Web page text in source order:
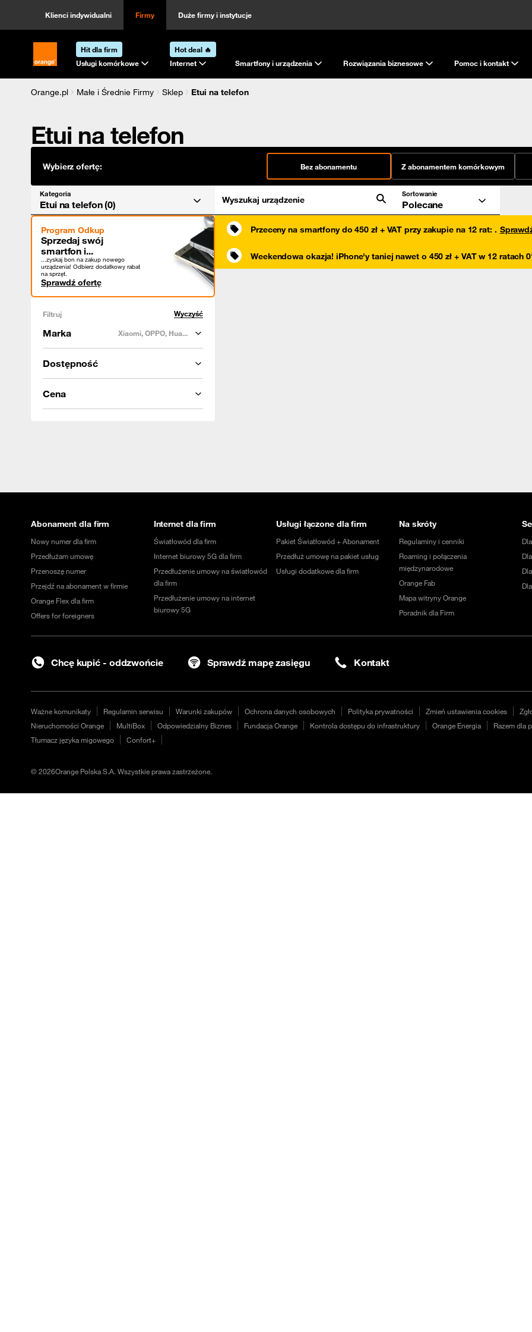
Klienci indywidualni Firmy Duże firmy i instytucje
Strona główna Orange.pl
Hit dla firm
Usługi komórkowe
Hot deal 🔥
Internet
Smartfony i urządzenia Rozwiązania biznesowe Pomoc i kontakt
Orange.pl Małe i Średnie Firmy Sklep
Etui na telefon
Etui na telefon
Wybierz ofertę: Bez abonamentu Z abonamentem komórkowym
Kategoria
Etui na telefon (0) Wyszukaj urządzenie
Sortowanie
Polecane
Program Odkup
Sprzedaj swój
smartfon i...
...zyskaj bon na zakup nowego
urządzenia! Odbierz dodatkowy rabat
na sprzęt.
Sprawdź ofertę
Filtruj Wyczyść
Marka Xiaomi, OPPO, Hua...
Dostępność
Cena
Przeceny na smartfony do 450 zł + VAT przy zakupie na 12 rat: .
Weekendowa okazja! iPhone'y taniej nawet o 450 zł + VAT w 12 ratach
Abonament dla firm
Nowy numer dla firm
Przedłużam umowę
Przenoszę numer
Przejdź na abonament w firmie
Orange Flex dla firm
Offers for foreigners
Internet dla firm
Światłowód dla firm
Internet biurowy 5G dla firm
Przedłużenie umowy na światłowód
dla firm
Przedłużenie umowy na internet
biurowy 5G
Usługi łączone dla firm
Pakiet Światłowód + Abonament
Przedłuż umowę na pakiet usług
Usługi dodatkowe dla firm
Na skróty
Regulaminy i cenniki
Roaming i połączenia
międzynarodowe
Orange Fab
Mapa witryny Orange
Poradnik dla Firm
Chcę kupić - oddzwońcie Sprawdź mapę zasięgu Kontakt
Ważne komunikaty Regulamin serwisu Warunki zakupów Ochrona danych osobowych Polityka prywatności Zmień ustawienia cookies
Nieruchomości Orange
MultiBox Odpowiedzialny Biznes Fundacja Orange Kontrola dostępu do infrastruktury Orange Energia Razem dla
Tłumacz języka migowego
Confort+
©2026Orange Polska S.A. Wszystkie prawa zastrzeżone.